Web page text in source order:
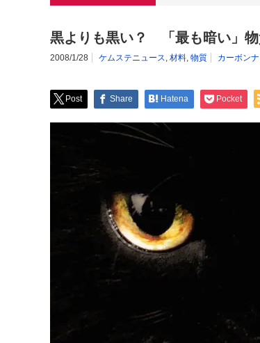
黒よりも黒い？ 「最も暗い」
2008/1/28 ケムステニュース, 材料, 物質 カーボン
Post Share Hatena Pocket